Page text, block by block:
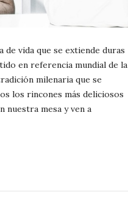
vida que se extiende duras
en referencia mundial de la
milenaria que se
los rincones más deliciosos
nuestra mesa y ven a